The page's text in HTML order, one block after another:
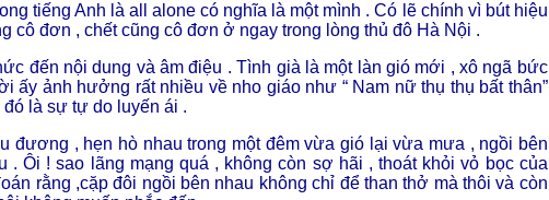
tiếng Anh là all alone có nghĩa là một mình . Có lẽ chính vì bút hiệu
cô đơn , chết cũng cô đơn ở ngay trong lòng thủ đô Hà Nội .
đến nội dung và âm điệu . Tình già là một làn gió mới , xô ngã bức
ảnh hưởng rất nhiều về nho giáo như “ Nam nữ thụ thụ bất thân”
là sự tự do luyến ái .
, hẹn hò nhau trong một đêm vừa gió lại vừa mưa , ngồi bên
. Ôi ! sao lãng mạng quá , không còn sợ hãi , thoát khỏi vỏ bọc của
rằng ,cặp đôi ngồi bên nhau không chỉ để than thở mà thôi và còn